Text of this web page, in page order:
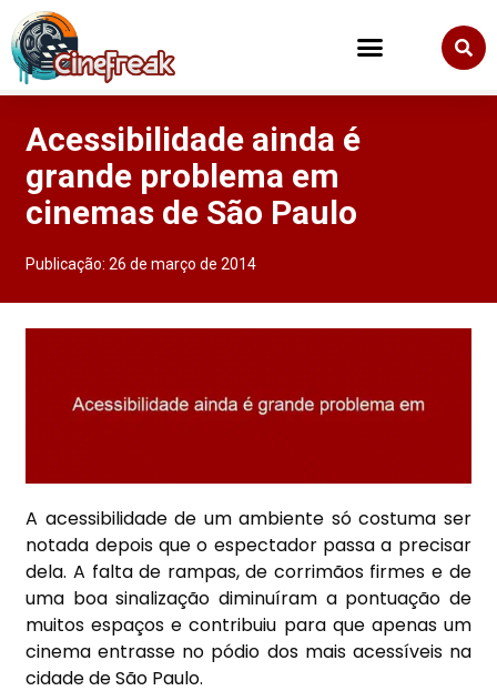
Acessibilidade ainda é
grande problema em
cinemas de São Paulo
Publicação:26 de março de 2014
A acessibilidade de um ambiente só costuma ser
notada depois que o espectador passa a precisar
dela. A falta de rampas, de corrimãos firmes e de
uma boa sinalização diminuíram a pontuação de
muitos espaços e contribuiu para que apenas um
cinema entrasse no pódio dos mais acessíveis na
cidade de São Paulo.